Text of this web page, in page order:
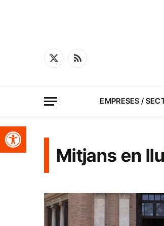
Obre la barra d'eines
X
RSS
EMPRESES /
Mitjans en